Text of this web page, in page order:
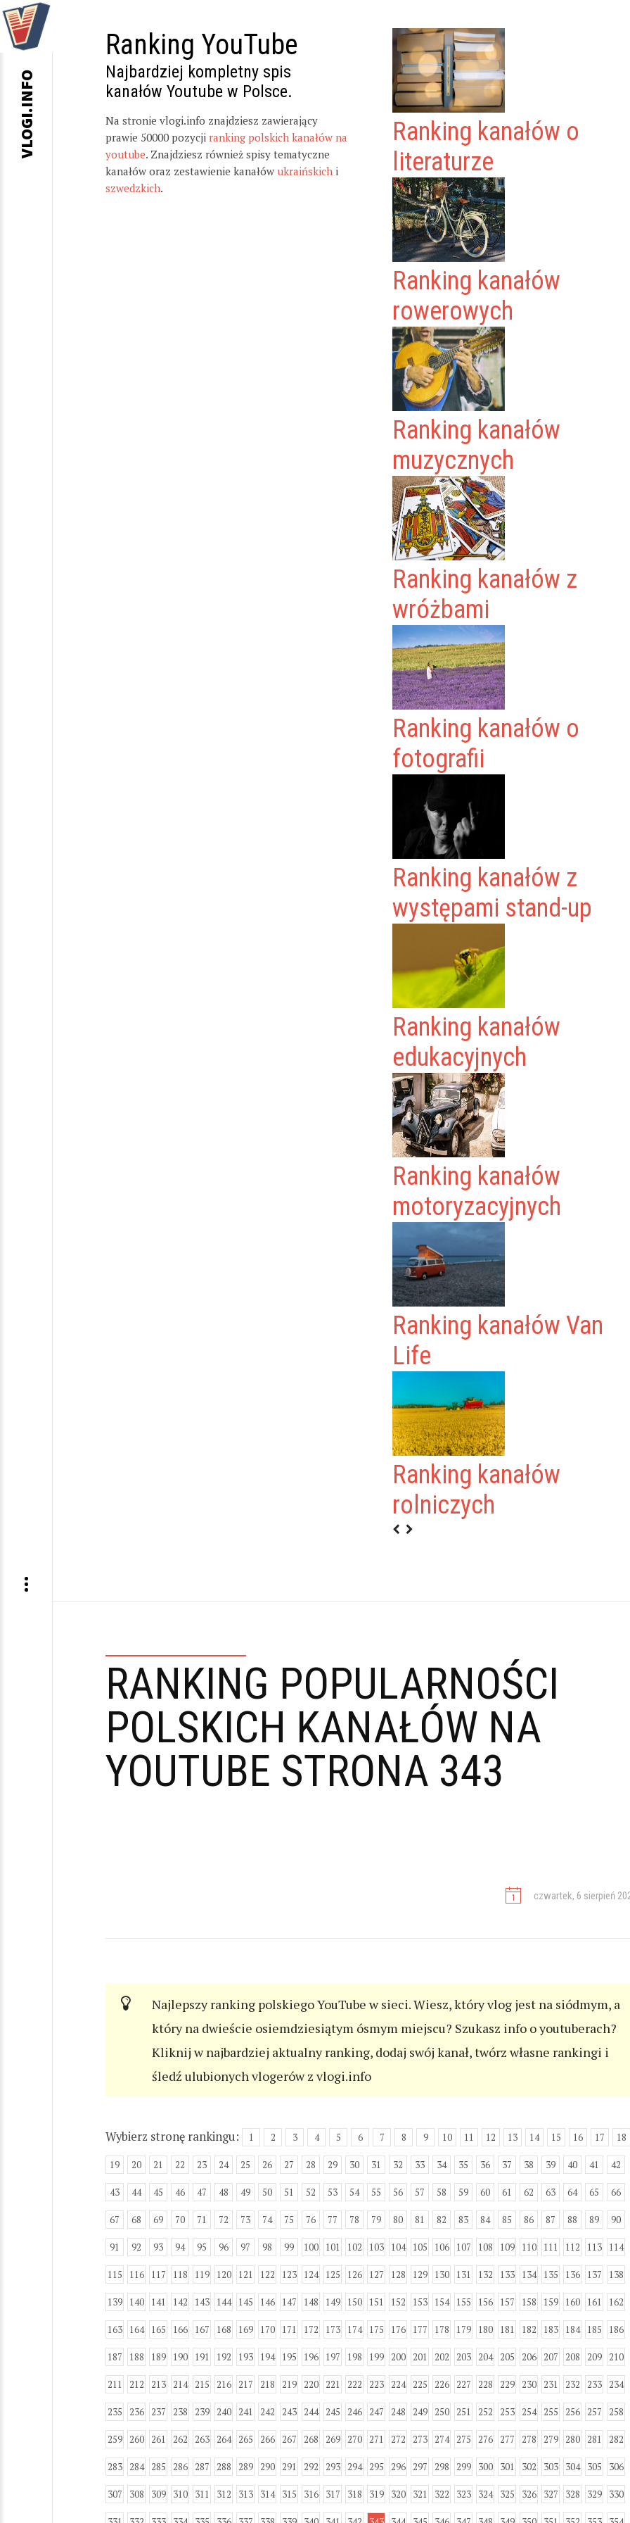
Ranking YouTube
Najbardziej kompletny spis
kanałów Youtube w Polsce.
Na stronie vlogi.info znajdziesz zawierający
prawie 50000 pozycji ranking polskich kanałów na
youtube. Znajdziesz również spisy tematyczne
kanałów oraz zestawienie kanałów ukraińskich i
szwedzkich.
Ranking kanałów o
literaturze
Ranking kanałów
rowerowych
Ranking kanałów
muzycznych
Ranking kanałów z
wróżbami
Ranking kanałów o
fotografii
Ranking kanałów z
występami stand-up
Ranking kanałów
edukacyjnych
Ranking kanałów
motoryzacyjnych
Ranking kanałów Van
Life
Ranking kanałów
rolniczych
RANKING POPULARNOŚCI
POLSKICH KANAŁÓW NA
YOUTUBE STRONA 343
czwartek, 6 sierpień
Najlepszy ranking polskiego YouTube w sieci. Wiesz, który vlog jest na siódmym, a
który na dwieście osiemdziesiątym ósmym miejscu? Szukasz info o youtuberach?
Kliknij w najbardziej aktualny ranking, dodaj swój kanał, twórz własne rankingi i
śledź ulubionych vlogerów z vlogi.info
Wybierz stronę rankingu: 1 2 3 4 5 6 7 8 9 10 11 12 13 14 15 16 17 18
19 20 21 22 23 24 25 26 27 28 29 30 31 32 33 34 35 36 37 38 39 40 41 42
43 44 45 46 47 48 49 50 51 52 53 54 55 56 57 58 59 60 61 62 63 64 65 66
67 68 69 70 71 72 73 74 75 76 77 78 79 80 81 82 83 84 85 86 87 88 89 90
91 92 93 94 95 96 97 98 99 100 101 102 103 104 105 106 107 108 109 110 111 112 113 114
115 116 117 118 119 120 121 122 123 124 125 126 127 128 129 130 131 132 133 134 135 136 137 138
139 140 141 142 143 144 145 146 147 148 149 150 151 152 153 154 155 156 157 158 159 160 161 162
163 164 165 166 167 168 169 170 171 172 173 174 175 176 177 178 179 180 181 182 183 184 185 186
187 188 189 190 191 192 193 194 195 196 197 198 199 200 201 202 203 204 205 206 207 208 209 210
211 212 213 214 215 216 217 218 219 220 221 222 223 224 225 226 227 228 229 230 231 232 233 234
235 236 237 238 239 240 241 242 243 244 245 246 247 248 249 250 251 252 253 254 255 256 257 258
259 260 261 262 263 264 265 266 267 268 269 270 271 272 273 274 275 276 277 278 279 280 281 282
283 284 285 286 287 288 289 290 291 292 293 294 295 296 297 298 299 300 301 302 303 304 305 306
307 308 309 310 311 312 313 314 315 316 317 318 319 320 321 322 323 324 325 326 327 328 329 330
VLOGI.INFO